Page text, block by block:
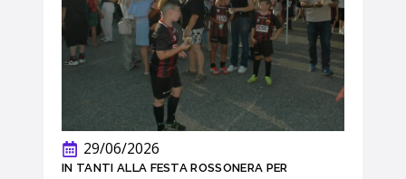
29/06/2026
IN TANTI ALLA FESTA ROSSONERA PER